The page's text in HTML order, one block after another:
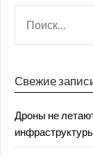
Свежие
Дроны не